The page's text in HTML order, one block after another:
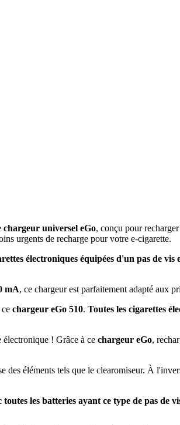
chargeur universel eGo, conçu pour
urgents de recharge pour votre e-cigarette.
électroniques équipées d'un pas de vis
mA, ce chargeur est parfaitement adapté aux
chargeur eGo 510. Toutes les cigarettes
électronique ! Grâce à ce chargeur eGo,
des éléments tels que le clearomiseur. À
toutes les batteries ayant ce type de pas de